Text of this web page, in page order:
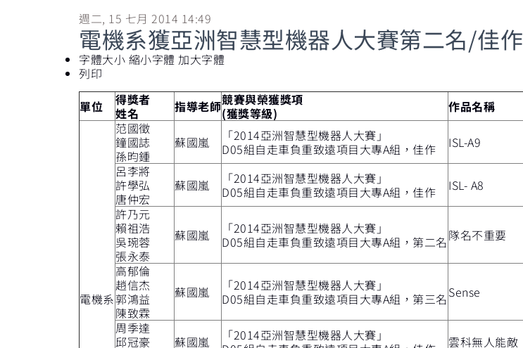
週二, 15 七月 2014 14:49
電機系獲亞洲智慧型機器人大賽第二名/佳作
字體大小 縮小字體 加大字體
列印
單位
得獎者
姓名
指導老師競賽與榮獲獎項
(獲獎等級)
作品名稱
電機系
范國徵
鐘國誌
孫昀鍾
蘇國嵐
「2014亞洲智慧型機器人大賽」
D05組自走車負重致遠項目大專A組，佳作
ISL-A9
呂李將
許學弘
唐仲宏
蘇國嵐
「2014亞洲智慧型機器人大賽」
D05組自走車負重致遠項目大專A組，佳作
ISL- A8
許乃元
賴祖浩
吳琬蓉
張永泰
蘇國嵐
「2014亞洲智慧型機器人大賽」
D05組自走車負重致遠項目大專A組，第二名隊名不重要
高郁倫
趙信杰
郭鴻益
陳致霖
蘇國嵐
「2014亞洲智慧型機器人大賽」
D05組自走車負重致遠項目大專A組，第三名Sense
周季達
邱冠豪
蘇國嵐
「2014亞洲智慧型機器人大賽」
雲科無人能敵